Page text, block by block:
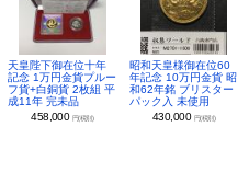
天皇陛下御在位十年
記念 1万円金貨プルー
フ貨+白銅貨 2枚組 平
成11年 完未品
458,000 円(税別)
昭和天皇様御在位60
年記念 10万円金貨 昭
和62年銘 ブリスター
パック入 未使用
430,000 円(税別)